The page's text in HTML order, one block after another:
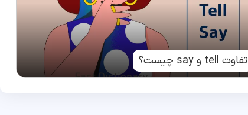
تفاوت tell و say چیست؟